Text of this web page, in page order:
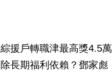
綜援戶轉職津最高獎4.5
除長期福利依賴？鄧家